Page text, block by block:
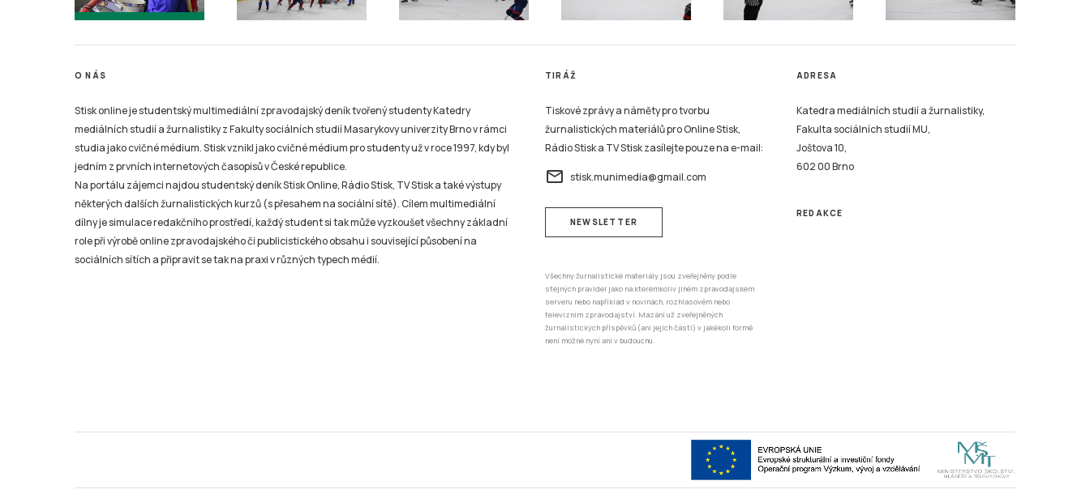
O NÁS
Stisk online je studentský multimediální zpravodajský deník tvořený studenty Katedry
mediálních studií a žurnalistiky z Fakulty sociálních studií Masarykovy univerzity Brno v rámci
studia jako cvičné médium. Stisk vznikl jako cvičné médium pro studenty už v roce 1997, kdy byl
jedním z prvních internetových časopisů v České republice.
Na portálu zájemci najdou studentský deník Stisk Online, Rádio Stisk, TV Stisk a také výstupy
některých dalších žurnalistických kurzů (s přesahem na sociální sítě). Cílem multimediální
dílny je simulace redakčního prostředí, každý student si tak může vyzkoušet všechny základní
role při výrobě online zpravodajského či publicistického obsahu i související působení na
sociálních sítích a připravit se tak na praxi v různých typech médií.
TIRÁŽ
Tiskové zprávy a náměty pro tvorbu
žurnalistických materiálů pro Online Stisk,
Rádio Stisk a TV Stisk zasílejte pouze na e-mail:
email stisk.munimedia@gmail.com
NEWSLETTER
Všechny žurnalistické materiály jsou zveřejněny podle
stejných pravidel jako na kterémkoliv jiném zpravodajském
serveru nebo například v novinách, rozhlasovém nebo
televizním zpravodajství. Mazání už zveřejněných
žurnalistických příspěvků (ani jejich částí) v jakékoli formě
není možné nyní ani v budoucnu.
ADRESA
Katedra mediálních studií a žurnalistiky,
Fakulta sociálních studií MU,
Joštova 10,
602 00 Brno
REDAKCE